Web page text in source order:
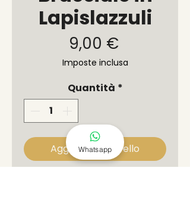
Lapislazzuli
9,00 €Prezzo
Imposte inclusa
Quantità *
Aggiungi al carrello
Whatsapp